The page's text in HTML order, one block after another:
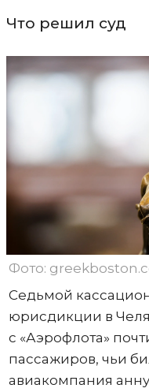
Что решил суд
Фото:
Седьмой
юрисдикции в
с «Аэрофлота»
пассажиров, чьи
авиакомпания